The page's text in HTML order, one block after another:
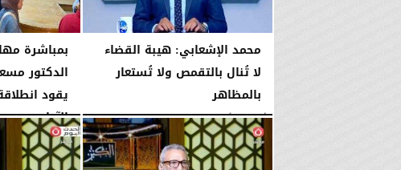
محمد الإشعابي: هيبة القضاء
لا تُنال بالتقمص ولا تُستعار
بالمظاهر
الأربعاء، 5 أغسطس 2026 08:17 مـ
بمباشرة
الدكتور
يقود
الآداب...
الأربعاء، 5 أغسطس 2026